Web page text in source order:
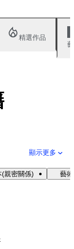
精選作品
顯示更多
親密關係) 藝